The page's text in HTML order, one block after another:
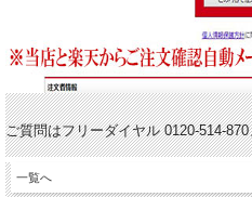
ご質問はフリーダイヤル 0120-514-
一覧へ